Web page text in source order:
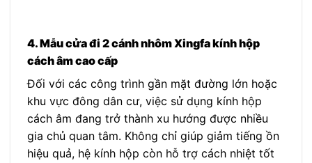
4. Mẫu cửa đi 2 cánh nhôm Xingfa kính hộp
cách âm cao cấp
Đối với các công trình gần mặt đường lớn hoặc
khu vực đông dân cư, việc sử dụng kính hộp
cách âm đang trở thành xu hướng được nhiều
gia chủ quan tâm. Không chỉ giúp giảm tiếng ồn
hiệu quả, hệ kính hộp còn hỗ trợ cách nhiệt tốt